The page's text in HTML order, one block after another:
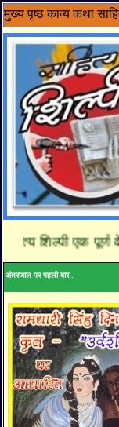
मुख्य पृष्ठ काव्य कथा
शिल्पी एक पूर्ण
अंतरजाल पर पहली बार..